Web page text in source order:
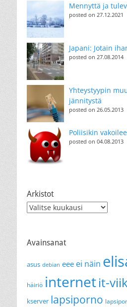
Mennyttä ja
posted on 27.12.2021
Japani: Jotain
posted on 27.08.2014
Yhteystyypin
jännitystä
posted on 26.05.2013
Poliisikin
posted on 04.08.2013
Arkistot
Arkistot
Avainsanat
asus debian eee ei näin
häiriö internetit-
kserver lapsiporno